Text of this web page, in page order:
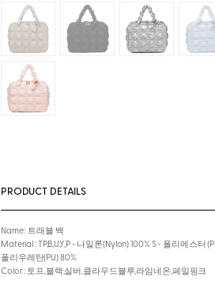
PRODUCT DETAILS
Name : 트래블 백
Material : TP,B,U,Y,P - 나일론(Nylon) 100% S - 폴리에스터
폴리우레탄(PU) 80%
Color : 토프,블랙,실버,클라우드블루,라임네온,페일핑크